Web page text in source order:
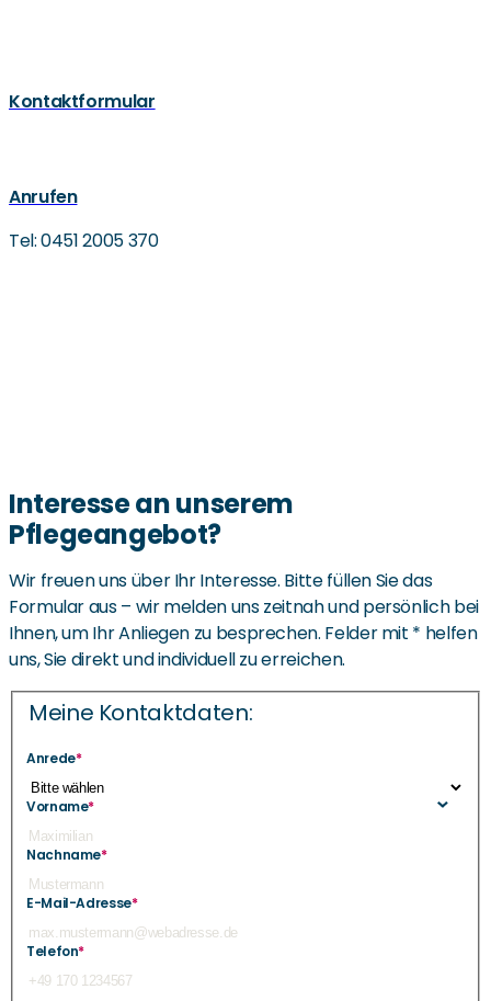
Kontaktformular
Anrufen
Tel: 0451 2005 370
Interesse an unserem
Pflegeangebot?
Wir freuen uns über Ihr Interesse. Bitte füllen Sie das
Formular aus – wir melden uns zeitnah und persönlich bei
Ihnen, um Ihr Anliegen zu besprechen. Felder mit * helfen
uns, Sie direkt und individuell zu erreichen.
Meine Kontaktdaten:
Anrede*
Vorname*
Nachname*
E-Mail-Adresse*
Telefon*